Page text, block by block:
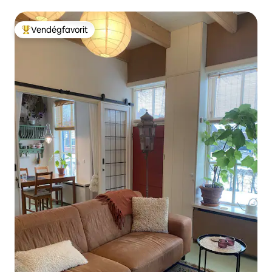
Kiemelt vendégfavorit
Vendégfavorit